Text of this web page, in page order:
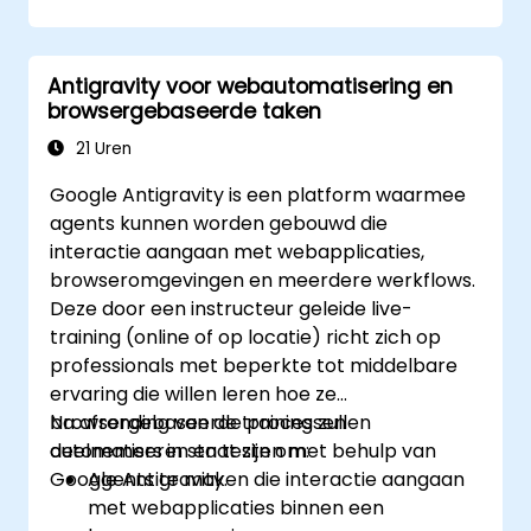
Antigravity voor webautomatisering en
browsergebaseerde taken
21 Uren
Google Antigravity is een platform waarmee
agents kunnen worden gebouwd die
interactie aangaan met webapplicaties,
browseromgevingen en meerdere werkflows.
Deze door een instructeur geleide live-
training (online of op locatie) richt zich op
professionals met beperkte tot middelbare
ervaring die willen leren hoe ze
browsergebaseerde processen
automatiseren en testen met behulp van
Google Antigravity.
Na afronding van de training zullen
deelnemers in staat zijn om:
Agents te maken die interactie aangaan
met webapplicaties binnen een